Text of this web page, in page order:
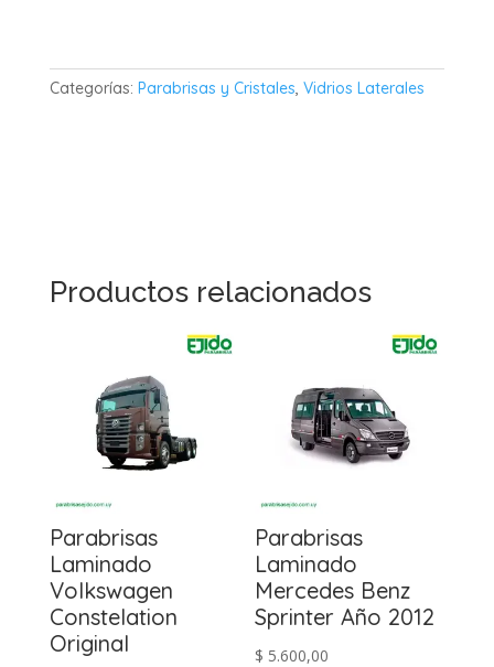
Categorías: Parabrisas y Cristales, Vidrios Laterales
Productos relacionados
Parabrisas
Laminado
Volkswagen
Constelation
Original
Parabrisas
Laminado
Mercedes Benz
Sprinter Año 2012
$ 5.600,00